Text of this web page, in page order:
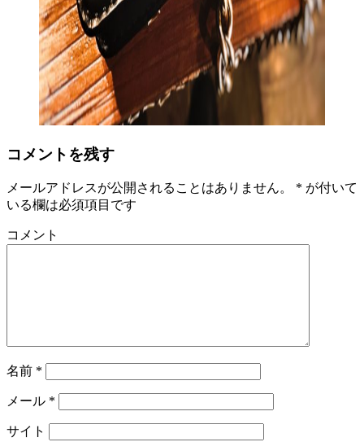
コメントを残す
メールアドレスが公開されることはありません。 * が付いて
いる欄は必須項目です
コメント
名前 *
メール *
サイト